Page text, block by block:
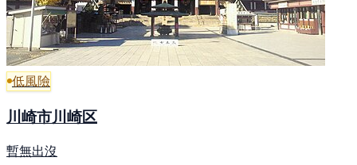
低風險
川崎市川崎区
暫無出沒